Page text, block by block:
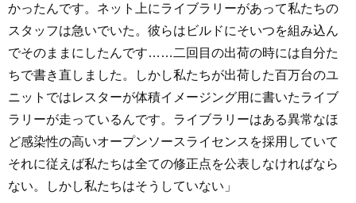
かったんです。ネット上にライブラリーがあって私たちの
スタッフは急いでいた。彼らはビルドにそいつを組み込ん
でそのままにしたんです……二回目の出荷の時には自分た
ちで書き直しました。しかし私たちが出荷した百万台のユ
ニットではレスターが体積イメージング用に書いたライブ
ラリーが走っているんです。ライブラリーはある異常なほ
ど感染性の高いオープンソースライセンスを採用していて
それに従えば私たちは全ての修正点を公表しなければなら
ない。しかし私たちはそうしていない」